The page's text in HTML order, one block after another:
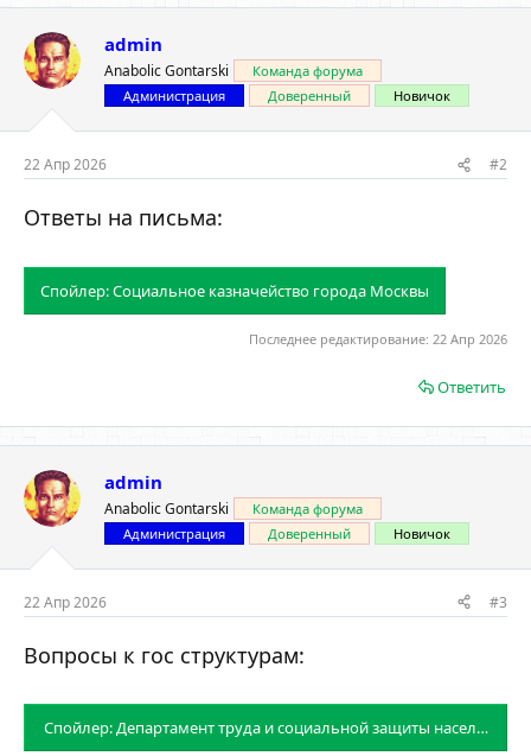
admin
Anabolic Gontarski
Команда форума
Администрация
Доверенный Новичок
22 Апр 2026 #2
Ответы на письма:
Спойлер:Социальное казначейство города Москвы
Последнее редактирование: 22 Апр 2026
Ответить
admin
Anabolic Gontarski
Команда форума
Администрация
Доверенный Новичок
22 Апр 2026 #3
Вопросы к гос структурам:
Спойлер:Департамент труда и социальной защиты населения